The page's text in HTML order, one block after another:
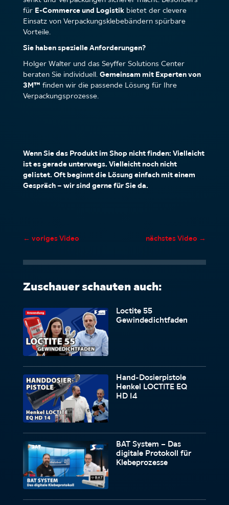
für E-Commerce und Logistikbietet der clevere
Einsatz von Verpackungsklebebändern spürbare
Vorteile.
Sie haben spezielle Anforderungen?
Holger Walter und das Seyffer Solutions Center
beraten Sie individuell. Gemeinsam mit Experten von
3M™ finden wir die passende Lösung für Ihre
Verpackungsprozesse.
Wenn Sie das Produkt im Shop nicht finden: Vielleicht
ist es gerade unterwegs. Vielleicht noch nicht
gelistet. Oft beginnt die Lösung einfach mit einem
Gespräch – wir sind gerne für Sie da.
← voriges Video nächstes Video →
Zuschauer schauten auch:
Loctite 55
Gewindedichtfaden
Hand-Dosierpistole
Henkel LOCTITE EQ
HD 14
BAT System – Das
digitale Protokoll für
Klebeprozesse